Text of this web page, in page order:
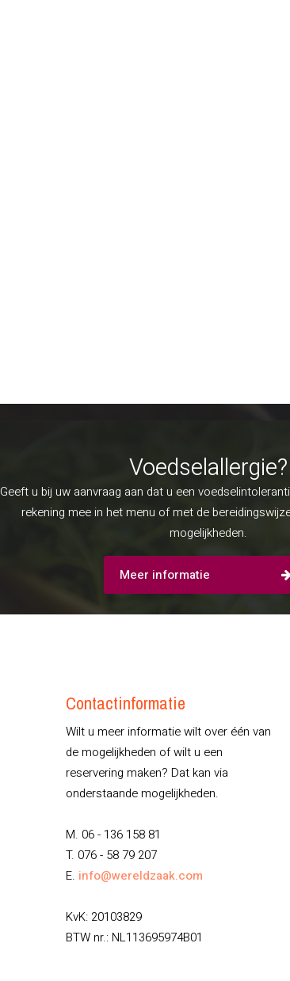
Voedselallergie?
Geeft u bij uw aanvraag aan dat u een
rekening mee in het menu of met de
mogelijkheden.
Meer informatie
Contactinformatie
Wilt u meer informatie wilt over één van
de mogelijkheden of wilt u een
reservering maken? Dat kan via
onderstaande mogelijkheden.
M. 06 - 136 158 81
T. 076 - 58 79 207
E. info@wereldzaak.com
KvK: 20103829
BTW nr.: NL113695974B01